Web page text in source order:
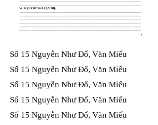
Số 15 Nguyễn Như Đổ, Văn Miếu​​​​
Số 15 Nguyễn Như Đổ, Văn Miếu​​​​
Số 15 Nguyễn Như Đổ, Văn Miếu​​​​
Số 15 Nguyễn Như Đổ, Văn Miếu​​​​
Số 15 Nguyễn Như Đổ, Văn Miếu​​​​